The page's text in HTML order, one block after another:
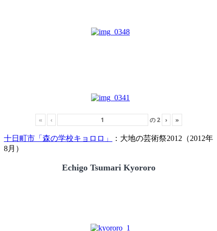
« ‹ の2 › »
十日町市「森の学校キョロロ」
：大地の芸術祭2012（2012年
8月）
Echigo Tsumari Kyororo